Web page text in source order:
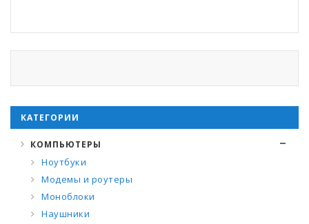
КАТЕГОРИИ
КОМПЬЮТЕРЫ
Ноутбуки
Модемы и роутеры
Моноблоки
Наушники